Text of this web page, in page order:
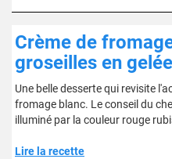
Crème de
groseilles en gelée
Une belle desserte qui revisite
fromage blanc. Le conseil du
illuminé par la couleur rouge
Lire la recette